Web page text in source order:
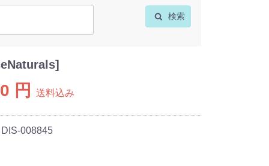
検索
円
送料込み
008845